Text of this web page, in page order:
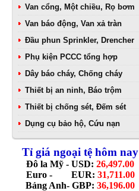
Van cổng, Một chiều, Rọ bơm
Van báo động, Van xả tràn
Đầu phun Sprinkler, Drencher
Phụ kiện PCCC tổng hợp
Dây báo cháy, Chống cháy
Thiết bị an ninh, Báo trộm
Thiết bị chống sét, Đếm sét
Dụng cụ bảo hộ, Cứu nạn
Tỉ giá ngoại tệ hôm nay
Đô la Mỹ - USD: 26,497.00
Euro - EUR: 31,711.00
Bảng Anh- GBP: 36,196.00